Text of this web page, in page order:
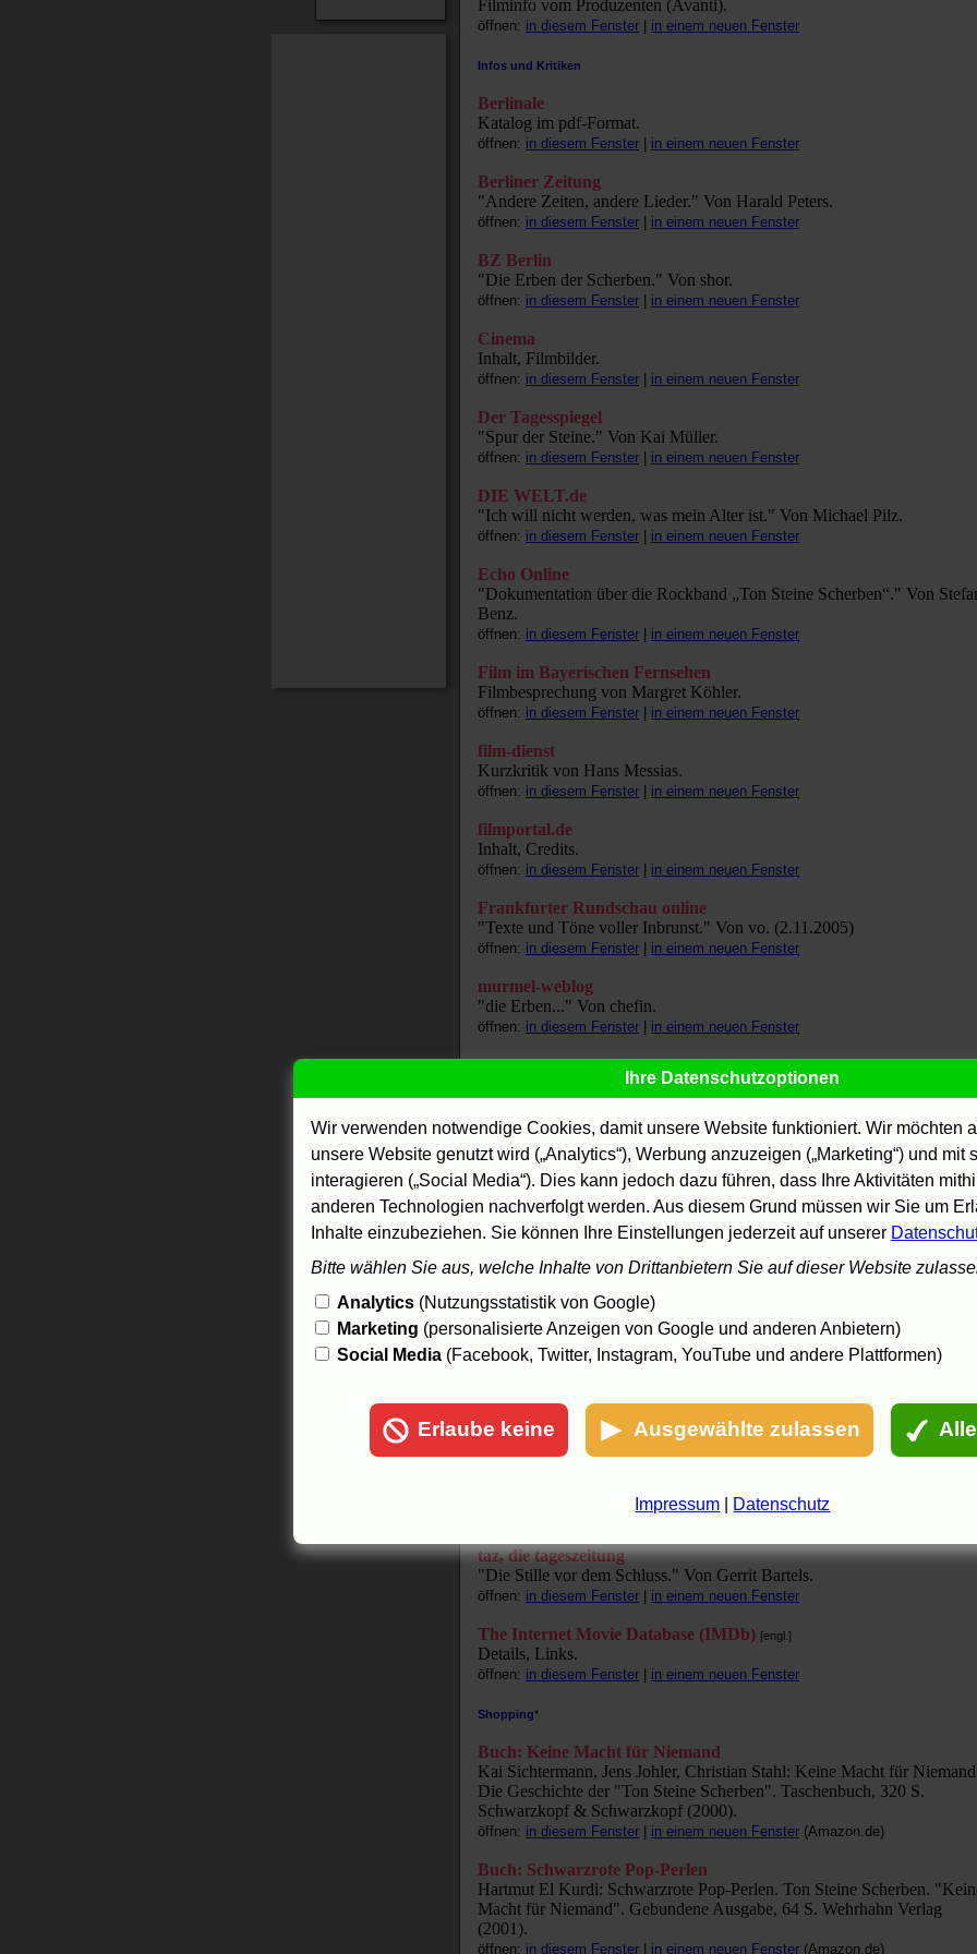
Filminfo vom Produzenten (Avanti).
öffnen: in diesem Fenster in einem neuen Fenster
Infos und Kritiken
Berlinale
Katalog im pdf-Format.
öffnen: in diesem Fenster in einem neuen Fenster
Berliner Zeitung
"Andere Zeiten, andere Lieder." Von Harald Peters.
öffnen: in diesem Fenster in einem neuen Fenster
BZ Berlin
"Die Erben der Scherben." Von shor.
öffnen: in diesem Fenster in einem neuen Fenster
Cinema
Inhalt, Filmbilder.
öffnen: in diesem Fenster in einem neuen Fenster
Der Tagesspiegel
"Spur der Steine." Von Kai Müller.
öffnen: in diesem Fenster in einem neuen Fenster
DIE WELT.de
"Ich will nicht werden, was mein Alter ist." Von Michael Pilz.
öffnen: in diesem Fenster in einem neuen Fenster
Echo Online
"Dokumentation über die Rockband „Ton Steine Scherben“." Von
Benz.
öffnen: in diesem Fenster in einem neuen Fenster
Film im Bayerischen Fernsehen
Filmbesprechung von Margret Köhler.
öffnen: in diesem Fenster in einem neuen Fenster
film-dienst
Kurzkritik von Hans Messias.
öffnen: in diesem Fenster in einem neuen Fenster
filmportal.de
Inhalt, Credits.
öffnen: in diesem Fenster in einem neuen Fenster
Frankfurter Rundschau online
"Texte und Töne voller Inbrunst." Von vo. (2.11.2005)
öffnen: in diesem Fenster in einem neuen Fenster
murmel-weblog
"die Erben..." Von chefin.
öffnen: in diesem Fenster in einem neuen Fenster
Nordbayern Infonet
"Als die Säle kochten." Von magnus und Michael Meier.
SPIEGEL ONLINE
"Die Scherben und ihre fantastischen Erben." Von Cristina Moles
öffnen: in diesem Fenster|in einem neuen Fenster
sz-online | sachsen im netz
"Männerbande, Rock ´n´ Roll und Politik." Von Andreas Körner.
öffnen:in diesem Fenster|in einem neuen Fenster
TAGBLATT
"Ein Muss für alle Nach-68er und solche, die es noch werden wollen."
Von Willibald Ruscheinski.
öffnen:in diesem Fenster|in einem neuen Fenster
"Die Fragen sind heute die gleichen." Von Thomas Winkler.
öffnen:in diesem Fenster |in einem neuen Fenster
"Greise Kinder ohne Visionen?" Von Bernadette Hengst.
in diesem Fenster|in einem neuen Fenster
taz, die tageszeitung
"Die Stille vor dem Schluss." Von Gerrit Bartels.
öffnen: in diesem Fenster in einem neuen Fenster
The Internet Movie Database (IMDb) [engl.]
Details, Links.
öffnen: in diesem Fenster in einem neuen Fenster
Shopping*
Buch: Keine Macht für Niemand
Kai Sichtermann, Jens Johler, Christian Stahl: Keine Macht für
Die Geschichte der "Ton Steine Scherben". Taschenbuch, 320 S.
Schwarzkopf & Schwarzkopf (2000).
öffnen: in diesem Fenster in einem neuen Fenster (Amazon.de)
Buch: Schwarzrote Pop-Perlen
Hartmut El Kurdi: Schwarzrote Pop-Perlen. Ton Steine Scherben.
Macht für Niemand". Gebundene Ausgabe, 64 S. Wehrhahn Verlag
(2001).
öffnen: in diesem Fenster in einem neuen Fenster (Amazon.de)
Ihre Datenschutzoptionen
Wir verwenden notwendige Cookies, damit unsere Website funktioniert. Wir möchten
unsere Website genutzt wird („Analytics“), Werbung anzuzeigen („Marketing“) und mit
interagieren („Social Media“). Dies kann jedoch dazu führen, dass Ihre Aktivitäten
anderen Technologien nachverfolgt werden. Aus diesem Grund müssen wir Sie um
Inhalte einzubeziehen. Sie können Ihre Einstellungen jederzeit auf unserer
Bitte wählen Sie aus, welche Inhalte von Drittanbietern Sie auf dieser Website
Analytics(Nutzungsstatistik von Google)
Marketing (personalisierte Anzeigen von Google und anderen Anbietern)
Social Media(Facebook, Twitter, Instagram, YouTube und andere Plattformen)
Erlaube keine Ausgewählte zulassen
Impressum Datenschutz